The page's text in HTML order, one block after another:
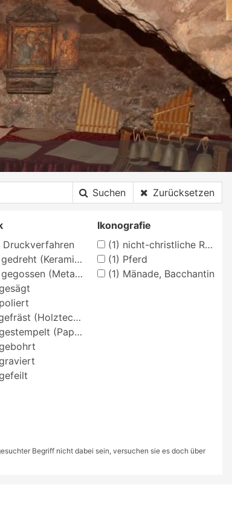
Suchen Zurücksetzen
Druckverfahren
gedreht (Keramische Techniken)
gegossen (Metalltechnik)
poliert
(Holztechnik)
(Papiertechnik)
Ikonografie
(1) nicht-christliche Religionen
(1) Pferd
(1) Mänade, Bacchantin
Begriff nicht dabei sein, versuchen sie es doch über